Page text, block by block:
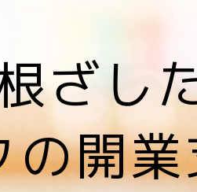
ざし
の開